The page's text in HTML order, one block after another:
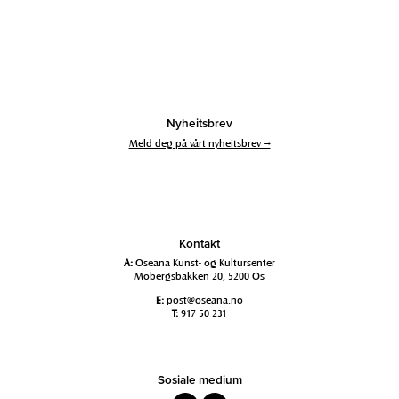
Nyheitsbrev
Meld deg på vårt nyheitsbrev →
Kontakt
A: Oseana Kunst- og Kultursenter
Mobergsbakken 20, 5200 Os
E: post@oseana.no
T: 917 50 231
Sosiale medium